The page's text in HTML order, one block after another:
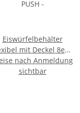
Eiswürfelbehälter
mit Deckel 8er -
PUSH -
nach Anmeldung
sichtbar